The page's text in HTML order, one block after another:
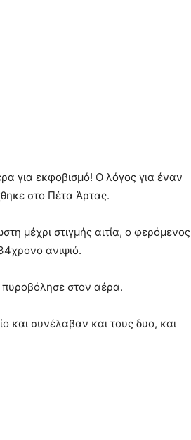
για εκφοβισμό! Ο λόγος για έναν
στο Πέτα Άρτας.
μέχρι στιγμής αιτία, ο φερόμενος
ανιψιό.
στον αέρα.
και συνέλαβαν και τους δυο, και